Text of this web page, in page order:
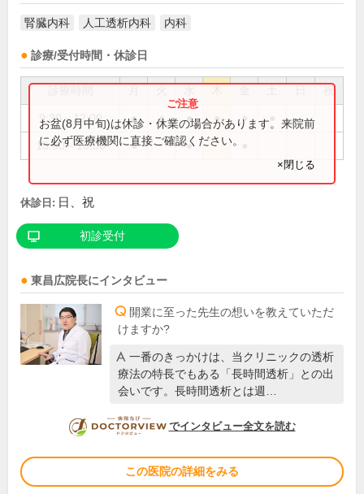
腎臓内科 人工透析内科 内科
診療/受付時間・休診日
祝
9:30～12:00 ● ● ● ● ●
15:00～18:00 ● ●
お盆(8月中旬)は休診・休業の場合があります。来院前
に必ず医療機関に直接ご確認ください。
×閉じる
休診日: 日、祝
初診受付
東昌広院長にインタビュー
開業に至った先生の想いを教えていただ
けますか?
一番のきっかけは、当クリニックの透析
療法の特長でもある「長時間透析」との出
会いです。長時間透析とは週…
DOCTORVIEW
でインタビュー全文を読む
この医院の詳細をみる